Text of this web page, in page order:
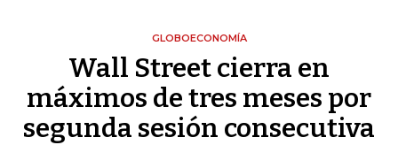
GLOBOECONOMÍA
Wall Street cierra en
máximos de tres meses por
segunda sesión consecutiva